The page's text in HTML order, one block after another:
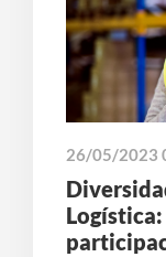
26/05/2023